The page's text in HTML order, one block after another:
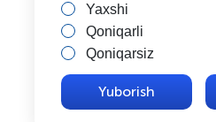
Yaxshi
Qoniqarli
Qoniqarsiz